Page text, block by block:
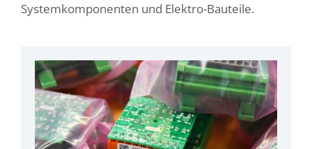
Systemkomponenten und Elektro-Bauteile.